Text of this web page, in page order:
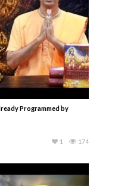
Already Programmed by
174
1